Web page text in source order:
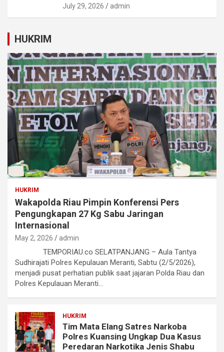
July 29, 2026 admin
HUKRIM
HUKRIM
Wakapolda Riau Pimpin Konferensi Pers
Pengungkapan 27 Kg Sabu Jaringan
Internasional
May 2, 2026 admin
TEMPORIAU.co SELATPANJANG – Aula Tantya
Sudhirajati Polres Kepulauan Meranti, Sabtu (2/5/2026),
menjadi pusat perhatian publik saat jajaran Polda Riau dan
Polres Kepulauan Meranti…
HUKRIM
Tim Mata Elang Satres Narkoba
Polres Kuansing Ungkap Dua Kasus
Peredaran Narkotika Jenis Shabu